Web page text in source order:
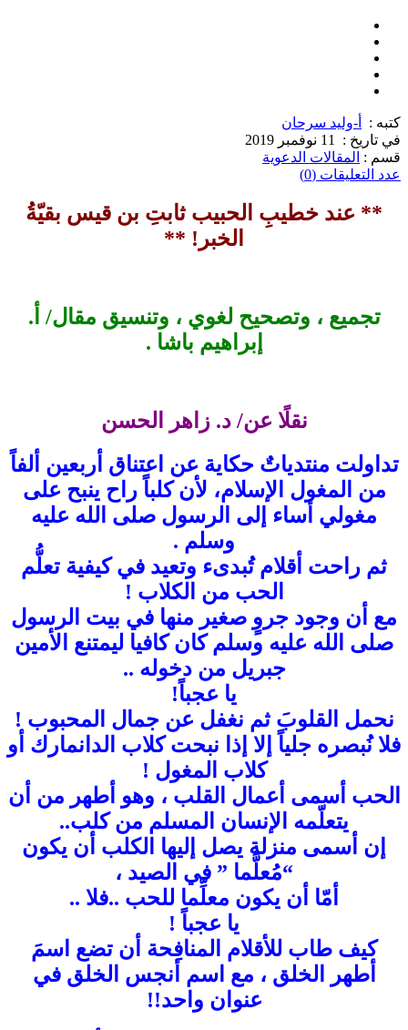
كتبه :
أ-وليد سرحان
في تاريخ :
11 نوفمبر 2019
قسم : المقالات الدعوية
عدد التعليقات (0)
** عند خطيبِ الحبيب ثابتِ بن قيس بقيّةُ
الخبر! **
تجميع ، وتصحيح لغوي ، وتنسيق مقال/ أ.
إبراهيم باشا .
نقلًا عن/ د. زاهر الحسن
تداولت منتدياتٌ حكاية عن اعتناق أربعين ألفاً
من المغول الإسلام، لأن كلباً راح ينبح على
مغولي أساء إلى الرسول صلى الله عليه
وسلم .
ثم راحت أقلام تُبدىء وتعيد في كيفية تعلُّم
الحب من الكلاب !
مع أن وجود جروٍ صغير منها في بيت الرسول
صلى الله عليه وسلم كان كافيا ليمتنع الأمين
جبريل من دخوله ..
يا عجباً!
نحمل القلوبَ ثم نغفل عن جمال المحبوب !
فلا نُبصره جلياً إلا إذا نبحت كلاب الدانمارك أو
كلاب المغول !
الحب أسمى أعمال القلب ، وهو أطهر من أن
يتعلّمه الإنسان المسلم من كلب..
إن أسمى منزلة يصل إليها الكلب أن يكون
“مُعلَّما ” في الصيد ،
أمّا أن يكون معلِّما للحب ..فلا ..
يا عجباً !
كيف طاب للأقلام المنافِحة أن تضع اسمَ
أطهر الخلق ، مع اسم أنجس الخلق في
عنوان واحد!!